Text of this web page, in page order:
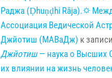
Раджа (Ḍhuṇḍhi Rāja).🌣
Ассоциация Ведической
Джйотиш (МАВаДж) к записи
Джйотиш— наука о Высших
их влиянии на жизнь